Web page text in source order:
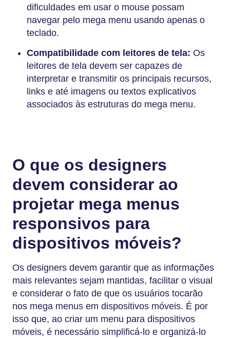
dificuldades em usar o mouse possam
navegar pelo mega menu usando apenas o
teclado.
Compatibilidade com leitores de tela: Os
leitores de tela devem ser capazes de
interpretar e transmitir os principais recursos,
links e até imagens ou textos explicativos
associados às estruturas do mega menu.
O que os designers
devem considerar ao
projetar mega menus
responsivos para
dispositivos móveis?
Os designers devem garantir que as informações
mais relevantes sejam mantidas, facilitar o visual
e considerar o fato de que os usuários tocarão
nos mega menus em dispositivos móveis. É por
isso que, ao criar um menu para dispositivos
móveis, é necessário simplificá-lo e organizá-lo